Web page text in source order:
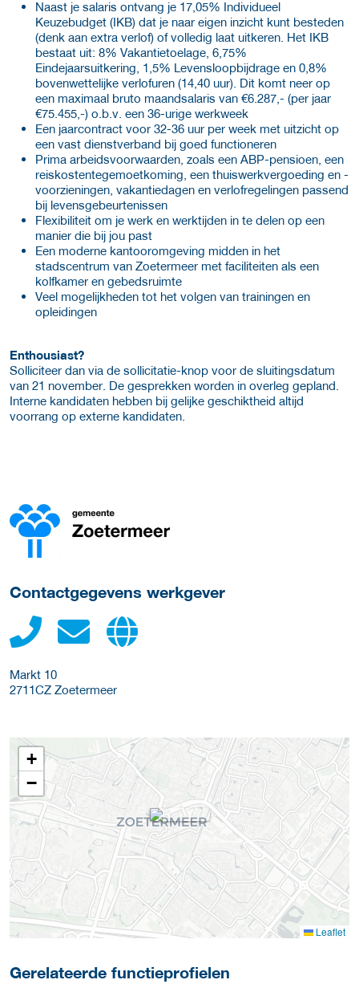
Naast je salaris ontvang je 17,05% Individueel
Keuzebudget (IKB) dat je naar eigen inzicht kunt besteden
(denk aan extra verlof) of volledig laat uitkeren. Het IKB
bestaat uit: 8% Vakantietoelage, 6,75%
Eindejaarsuitkering, 1,5% Levensloopbijdrage en 0,8%
bovenwettelijke verlofuren (14,40 uur). Dit komt neer op
een maximaal bruto maandsalaris van €6.287,- (per jaar
€75.455,-) o.b.v. een 36-urige werkweek
Een jaarcontract voor 32-36 uur per week met uitzicht op
een vast dienstverband bij goed functioneren
Prima arbeidsvoorwaarden, zoals een ABP-pensioen, een
reiskostentegemoetkoming, een thuiswerkvergoeding en -
voorzieningen, vakantiedagen en verlofregelingen passend
bij levensgebeurtenissen
Flexibiliteit om je werk en werktijden in te delen op een
manier die bij jou past
Een moderne kantooromgeving midden in het
stadscentrum van Zoetermeer met faciliteiten als een
kolfkamer en gebedsruimte
Veel mogelijkheden tot het volgen van trainingen en
opleidingen
Enthousiast?
Solliciteer dan via de sollicitatie-knop voor de sluitingsdatum
van 21 november. De gesprekken worden in overleg gepland.
Interne kandidaten hebben bij gelijke geschiktheid altijd
voorrang op externe kandidaten.
Meer werkgever details
Contactgegevens werkgever
Markt 10
2711CZ Zoetermeer
+
−
Leaflet
Gerelateerde functieprofielen